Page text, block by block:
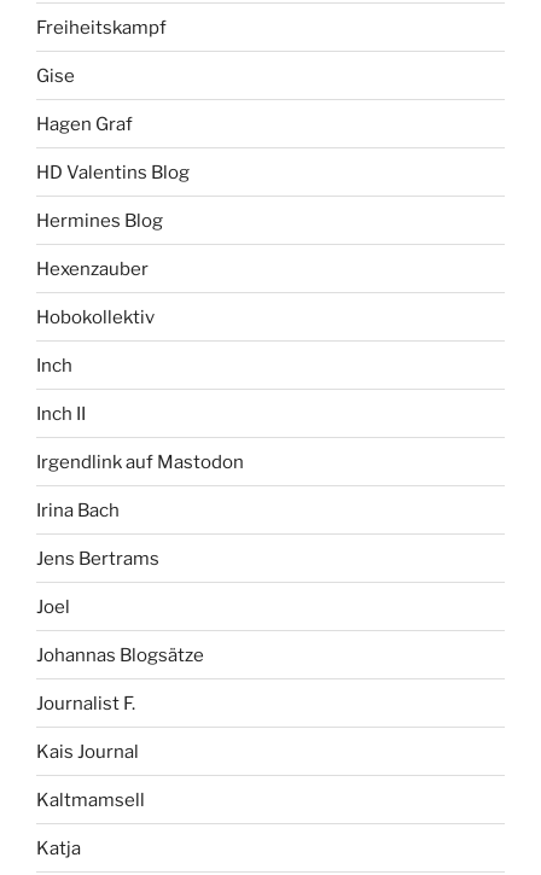
Freiheitskampf
Gise
Hagen Graf
HD Valentins Blog
Hermines Blog
Hexenzauber
Hobokollektiv
Inch
Inch II
Irgendlink auf Mastodon
Irina Bach
Jens Bertrams
Joel
Johannas Blogsätze
Journalist F.
Kais Journal
Kaltmamsell
Katja